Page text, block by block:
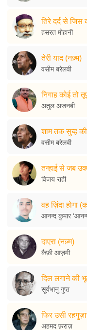
तिरे दर्द से
हसरत मोहानी
तेरी याद (नज़्म)
वसीम बरेलवी
निगाह कोई तो
अतुल अजनबी
शाम तक सुब्ह
वसीम बरेलवी
तन्हाई से जब
विजय राही
वह ज़िंदा होगा
आनन्द कुमार
दाएरा (नज़्म)
कैफ़ी आज़मी
दिल लगाने की
सूर्यभानु गुप्त
फिर उसी
अहमद फ़राज़